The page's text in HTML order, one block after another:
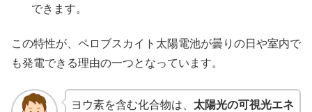
できます。
この特性が、ペロブスカイト太陽電池が曇りの日や室内で
も発電できる理由の一つとなっています。
ヨウ素を含む化合物は、 太陽光の可視光エネ